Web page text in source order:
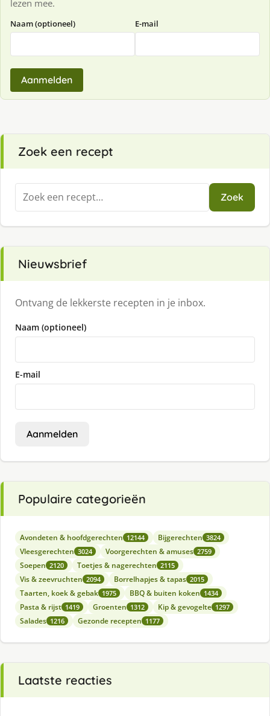
lezen mee.
Naam (optioneel) E-mail
Aanmelden
Zoek een recept
Zoeken
naar:
Zoek
Nieuwsbrief
Ontvang de lekkerste recepten in je inbox.
Naam (optioneel)
E-mail
Aanmelden
Populaire categorieën
Avondeten & hoofdgerechten 12144 Bijgerechten 3824
Vleesgerechten 3024 Voorgerechten & amuses 2759
Soepen 2120 Toetjes & nagerechten 2115
Vis & zeevruchten 2094 Borrelhapjes & tapas 2015
Taarten, koek & gebak 1975 BBQ & buiten koken 1434
Pasta & rijst 1419 Groenten 1312 Kip & gevogelte 1297
Salades 1216 Gezonde recepten 1177
Laatste reacties